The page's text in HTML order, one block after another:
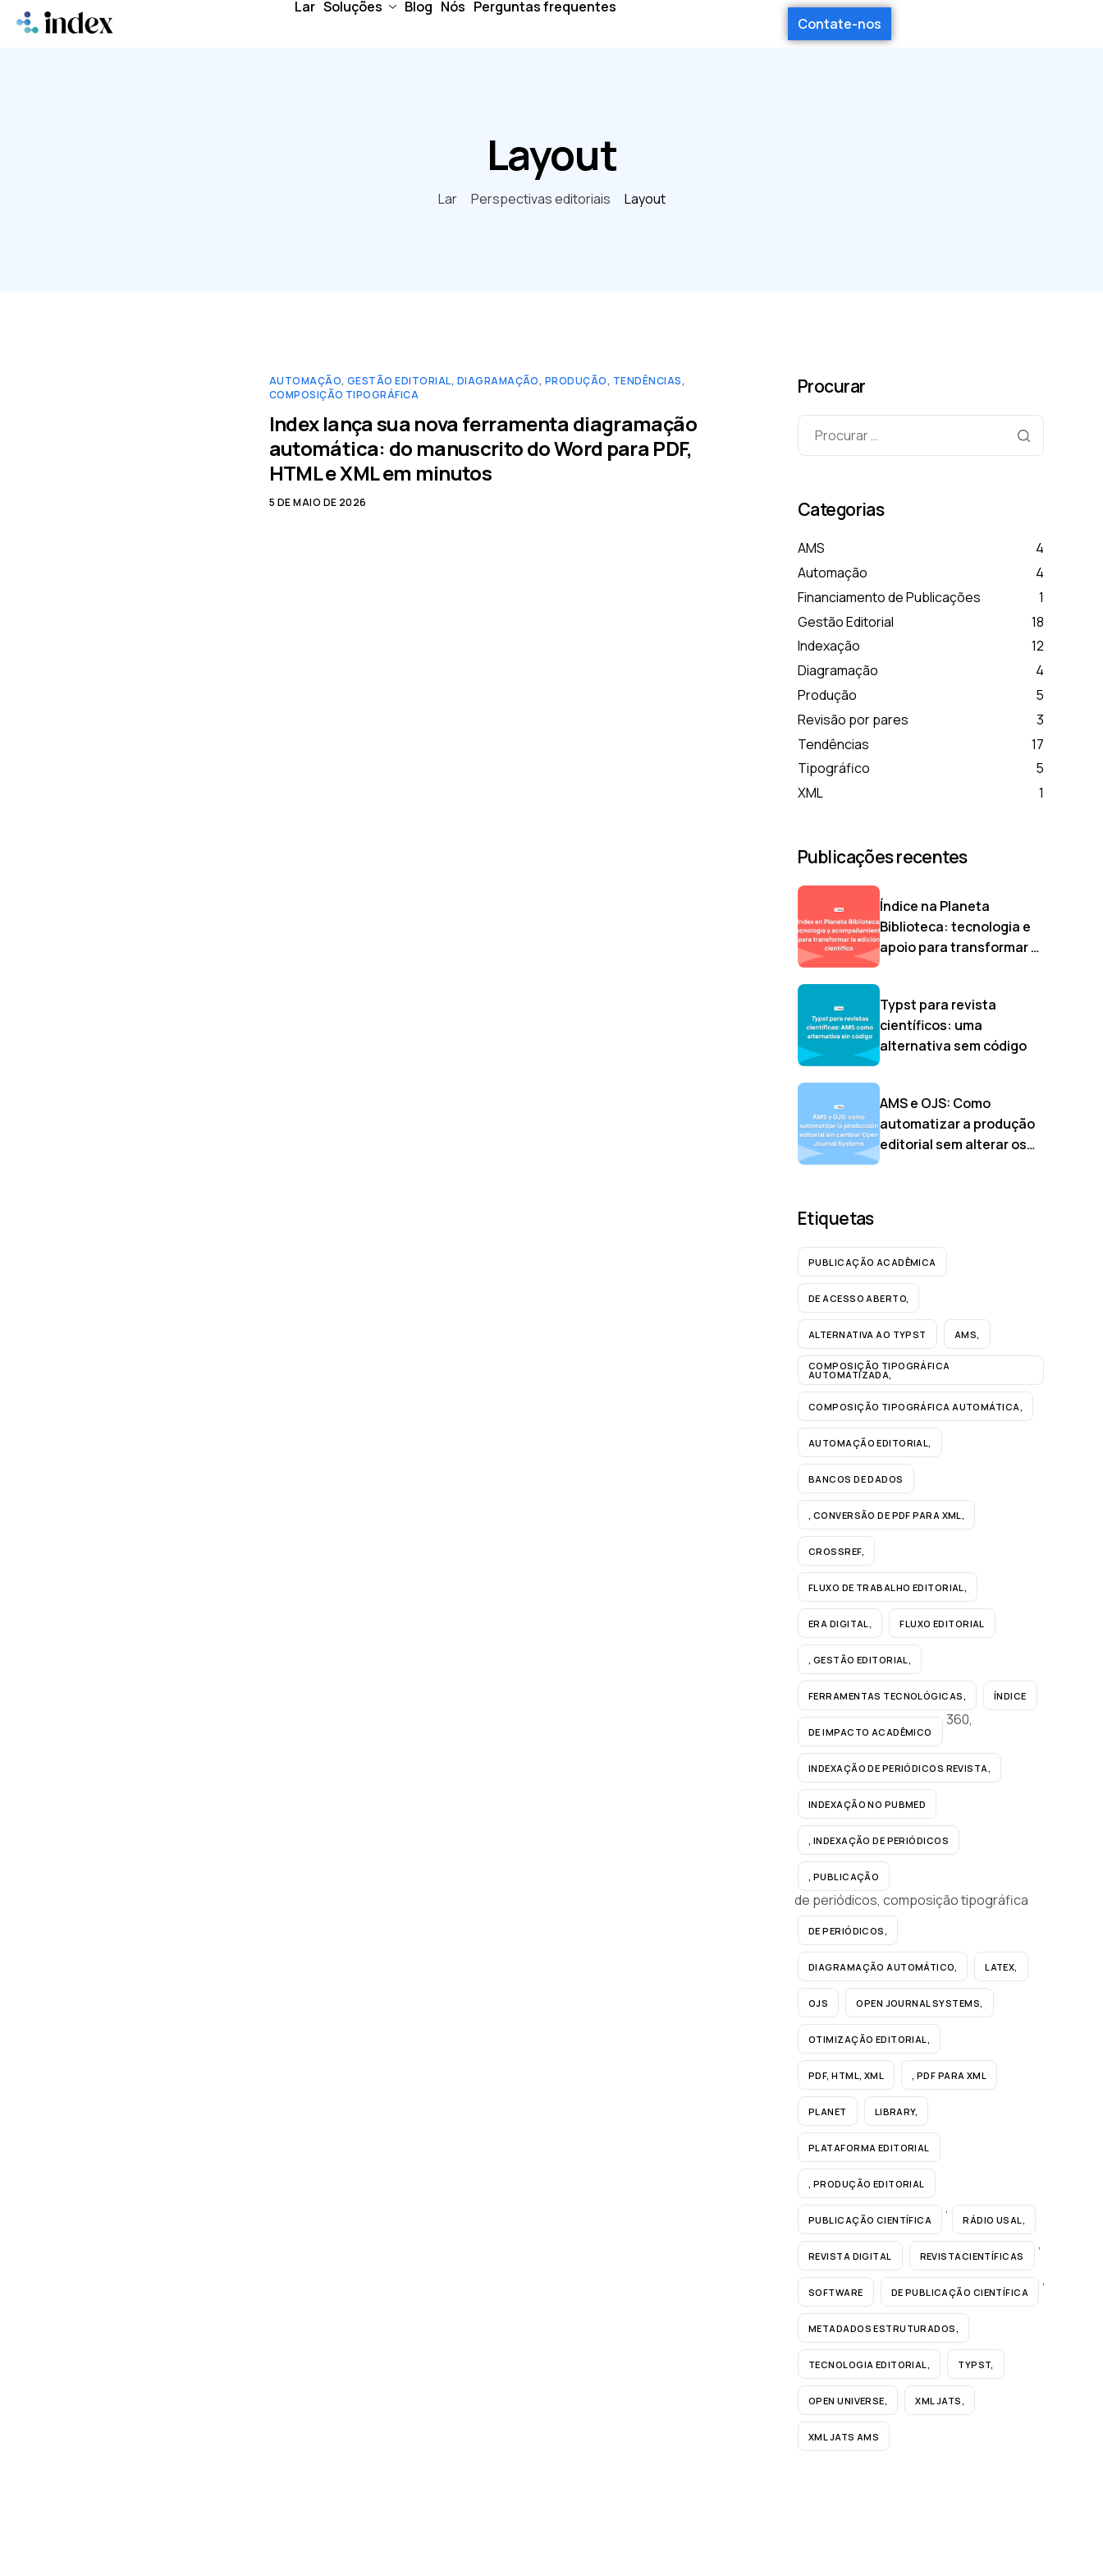
Lar Soluções Blog Nós Perguntas frequentes
Contate-nos
Layout
Lar Perspectivas editoriais Layout
AUTOMAÇÃO,GESTÃO EDITORIAL, DIAGRAMAÇÃO, PRODUÇÃO, TENDÊNCIAS,
COMPOSIÇÃO TIPOGRÁFICA
Index lança sua nova ferramenta diagramação
automática: do manuscrito do Word para PDF,
HTML e XML em minutos
5 DE MAIO DE 2026
Procurar
Categorias
AMS
4
Automação
4
Financiamento de Publicações
1
Gestão Editorial
18
Indexação
12
Diagramação
4
Produção
5
Revisão por pares
3
Tendências
17
Tipográfico
5
XML
1
Publicações recentes
Índice na Planeta
Biblioteca: tecnologia e
apoio para transformar a
Typst para revista
científicos: uma
alternativa sem código
AMS e OJS: Como
automatizar a produção
editorial sem alterar os
Etiquetas
PUBLICAÇÃO ACADÊMICA
DE ACESSO ABERTO,
ALTERNATIVA AO TYPST AMS,
COMPOSIÇÃO TIPOGRÁFICA
AUTOMATIZADA,
COMPOSIÇÃO TIPOGRÁFICA AUTOMÁTICA,
AUTOMAÇÃO EDITORIAL,
BANCOS DE DADOS
, CONVERSÃO DE PDF PARA XML,
CROSSREF,
FLUXO DE TRABALHO EDITORIAL,
ERA DIGITAL, FLUXO EDITORIAL
, GESTÃO EDITORIAL,
FERRAMENTAS TECNOLÓGICAS, ÍNDICE
DE IMPACTO ACADÊMICO
360,
INDEXAÇÃO DE PERIÓDICOS REVISTA,
INDEXAÇÃO NO PUBMED
, INDEXAÇÃO DE PERIÓDICOS
, PUBLICAÇÃO
de periódicos, composição tipográfica
DE PERIÓDICOS,
DIAGRAMAÇÃO AUTOMÁTICO, LATEX,
OJS OPEN JOURNAL SYSTEMS,
OTIMIZAÇÃO EDITORIAL,
PDF, HTML, XML , PDF PARA XML
PLANET LIBRARY,
PLATAFORMA EDITORIAL
, PRODUÇÃO EDITORIAL
PUBLICAÇÃO CIENTÍFICA
,
RÁDIO USAL,
REVISTA DIGITAL REVISTACIENTÍFICAS
,
SOFTWARE DE PUBLICAÇÃO CIENTÍFICA
,
METADADOS ESTRUTURADOS,
TECNOLOGIA EDITORIAL, TYPST,
OPEN UNIVERSE, XML JATS,
XML JATS AMS